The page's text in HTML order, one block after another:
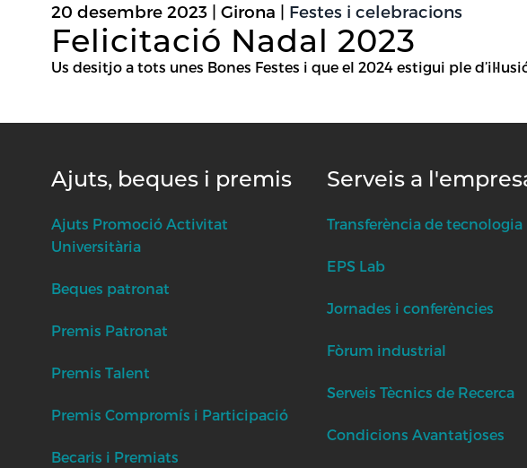
20 desembre 2023 | Girona | Festes i celebracions
Felicitació Nadal 2023
Us desitjo a tots unes Bones Festes i que el 2024 estigui ple
Ajuts, beques i premis
Ajuts Promoció Activitat
Universitària
Beques patronat
Premis Patronat
Premis Talent
Premis Compromís i Participació
Becaris i Premiats
Serveis a
Transferència de tecnologia
EPS Lab
Jornades i conferències
Fòrum industrial
Serveis Tècnics de Recerca
Condicions Avantatjoses